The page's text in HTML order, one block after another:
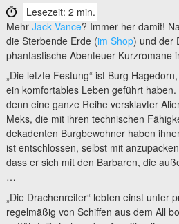
Lesezeit: 2 min.
Mehr Jack Vance? Immer her damit!
die Sterbende Erde (im Shop) und der
phantastische Abenteuer-Kurzromane
„Die letzte Festung“ ist Burg
ein komfortables Leben geführt
denn eine ganze Reihe versklavter
Meks, die mit ihren technischen
dekadenten Burgbewohner haben
ist entschlossen, selbst mit
dass er sich mit den Barbaren, die
…
„Die Drachenreiter“ lebten einst unter
regelmäßig von Schiffen aus dem All